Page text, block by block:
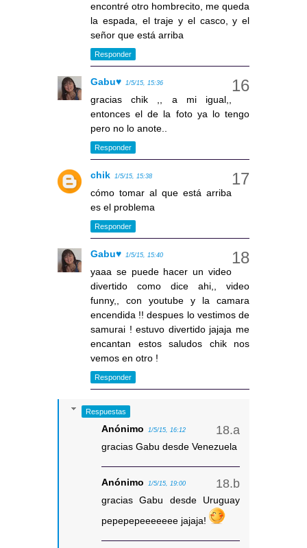
encontré otro hombrecito, me queda
la espada, el traje y el casco, y el
señor que está arriba
Responder
Gabu♥ 1/5/15, 15:36
gracias chik ,, a mi igual,,
entonces el de la foto ya lo tengo
pero no lo anote..
Responder
chik 1/5/15, 15:38
cómo tomar al que está arriba
es el problema
Responder
Gabu♥ 1/5/15, 15:40
yaaa se puede hacer un video
divertido como dice ahi,, video
funny,, con youtube y la camara
encendida !! despues lo vestimos de
samurai ! estuvo divertido jajaja me
encantan estos saludos chik nos
vemos en otro !
Responder
Respuestas
Anónimo 1/5/15, 16:12
gracias Gabu desde Venezuela
Anónimo 1/5/15, 19:00
gracias Gabu desde Uruguay
pepepepeeeeeee jajaja!